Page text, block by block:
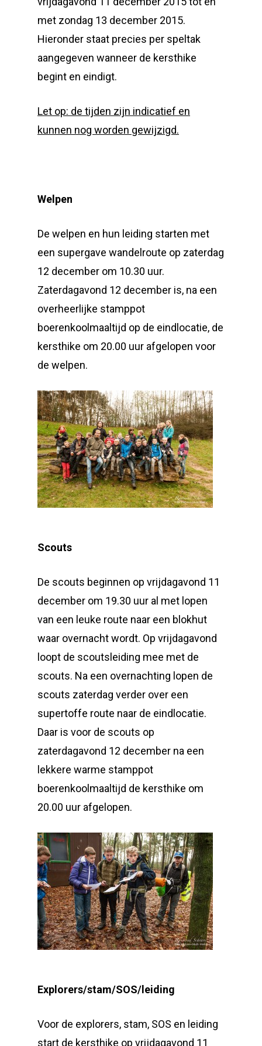
met zondag 13 december 2015.
Hieronder staat precies per speltak
aangegeven wanneer de kersthike
begint en eindigt.
Let op: de tijden zijn indicatief en
kunnen nog worden gewijzigd.
Welpen
De welpen en hun leiding starten met
een supergave wandelroute op zaterdag
12 december om 10.30 uur.
Zaterdagavond 12 december is, na een
overheerlijke stamppot
boerenkoolmaaltijd op de eindlocatie, de
kersthike om 20.00 uur afgelopen voor
de welpen.
Scouts
De scouts beginnen op vrijdagavond 11
december om 19.30 uur al met lopen
van een leuke route naar een blokhut
waar overnacht wordt. Op vrijdagavond
loopt de scoutsleiding mee met de
scouts. Na een overnachting lopen de
scouts zaterdag verder over een
supertoffe route naar de eindlocatie.
Daar is voor de scouts op
zaterdagavond 12 december na een
lekkere warme stamppot
boerenkoolmaaltijd de kersthike om
20.00 uur afgelopen.
Explorers/stam/SOS/leiding
Voor de explorers, stam, SOS en leiding
start de kersthike op vrijdagavond 11